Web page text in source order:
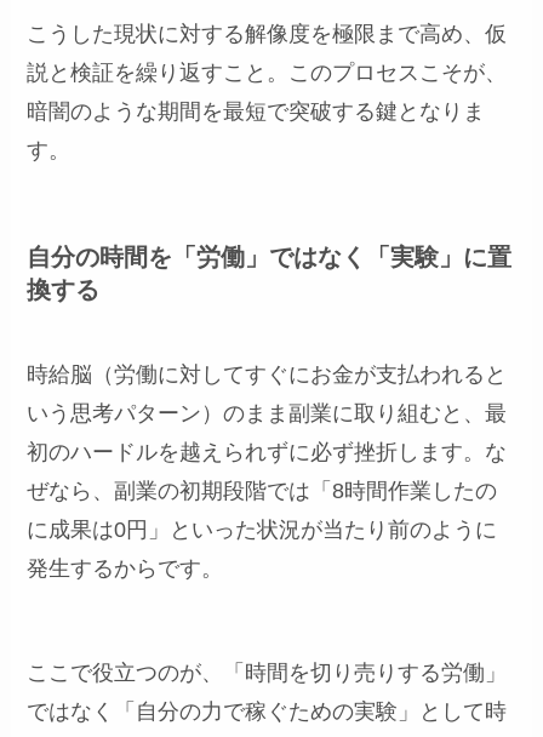
こうした現状に対する解像度を極限まで高め、仮
説と検証を繰り返すこと。このプロセスこそが、
暗闇のような期間を最短で突破する鍵となりま
す。
自分の時間を「労働」ではなく「実験」に置
換する
時給脳（労働に対してすぐにお金が支払われると
いう思考パターン）のまま副業に取り組むと、最
初のハードルを越えられずに必ず挫折します。な
ぜなら、副業の初期段階では「8時間作業したの
に成果は0円」といった状況が当たり前のように
発生するからです。
ここで役立つのが、「時間を切り売りする労働」
ではなく「自分の力で稼ぐための実験」として時